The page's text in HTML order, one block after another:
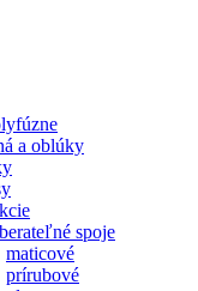
a oblúky
spoje
maticové
prírubové